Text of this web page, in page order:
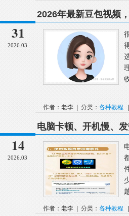
31
2026.03
2026年最新豆包视频
作者：老李 | 分类： 各种教程
14
2026.03
电脑卡顿、开机慢、
些问题全可解决
作者：老李 | 分类： 各种教程